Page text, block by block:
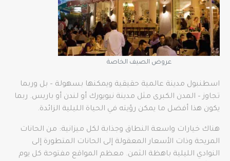
عروض الصيف الخاصة
اسطنبول مدينة عالمية حقيقية ويمكنها بسهولة – بل وربما
تجاوز – المدن الكبرى مثل مدينة نيويورك أو لندن أو باريس. ربما
يكون هذا أفضل ما يمكن رؤيته في الحياة الليلية الزائدة.
هناك خيارات واسعة النطاق وجذابة لكل ميزانية: من الحانات
المريحة وذات الأسعار المعقولة إلى الحانات المتطورة إلى
النوادي الليلية باهظة الثمن. معظم المواقع مفتوحة كل يوم